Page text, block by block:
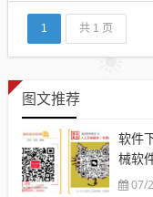
1 共 1 页
图文推荐
软件
械软
07/